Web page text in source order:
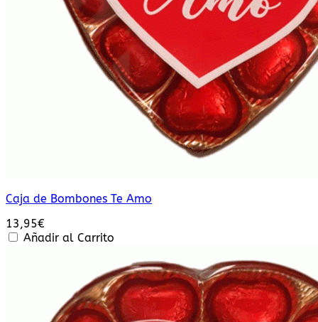
Caja de Bombones Te Amo
13,95€
Añadir al Carrito